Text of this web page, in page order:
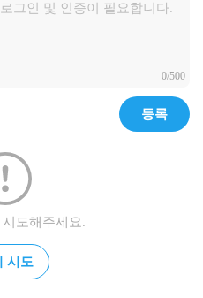
0/500
등록
도해주세요.
시도